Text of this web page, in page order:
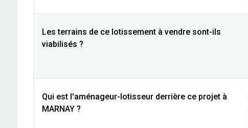
Les terrains de ce lotissement à vendre sont-ils
viabilisés ?
Qui est l'aménageur-lotisseur derrière ce projet à
MARNAY ?